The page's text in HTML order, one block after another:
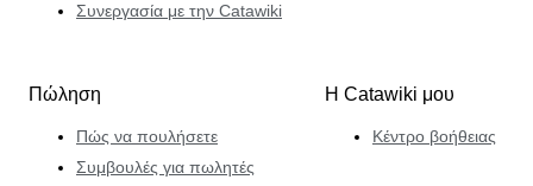
Συνεργασία με την Catawiki
Πώληση
Πώς να πουλήσετε
Συμβουλές για πωλητές
Η Catawiki μου
Κέντρο βοήθειας